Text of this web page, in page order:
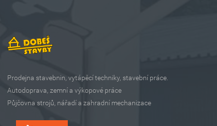
Prodejna stavebnin, vytápěcí techniky, stavební práce.
Autodoprava, zemní a výkopové práce
Půjčovna strojů, nářadí a zahradní mechanizace